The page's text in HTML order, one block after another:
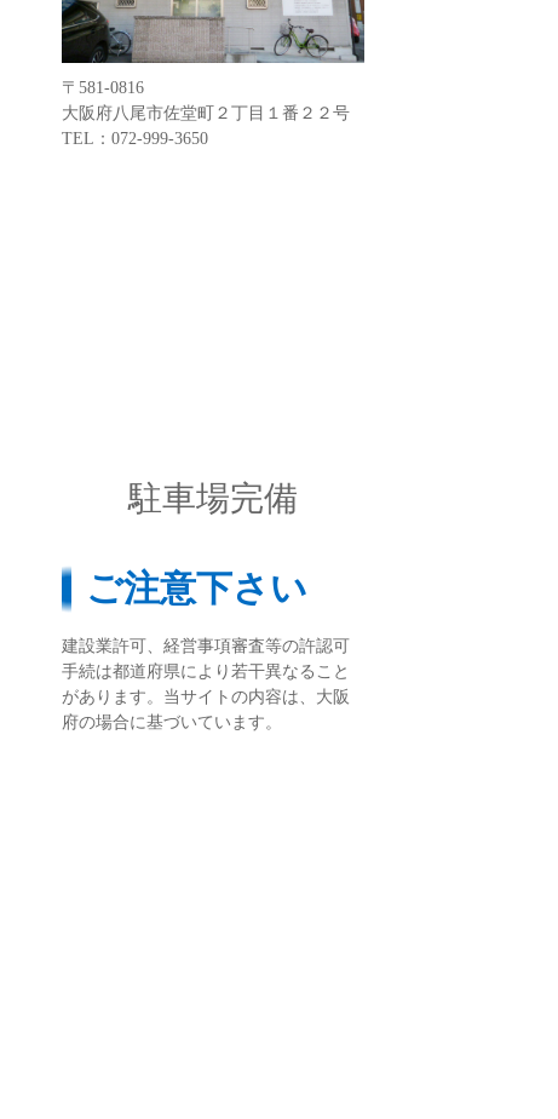
〒581-0816
大阪府八尾市佐堂町２丁目１番２２号
TEL：072-999-3650
駐車場完備
ご注意下さい
建設業許可、経営事項審査等の許認可
手続は都道府県により若干異なること
があります。当サイトの内容は、大阪
府の場合に基づいています。